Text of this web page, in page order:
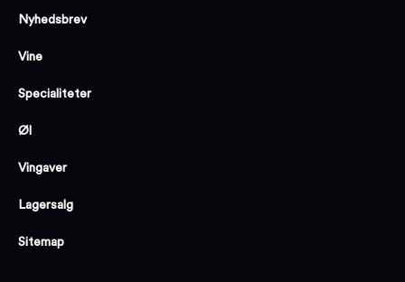
Nyhedsbrev
Vine
Specialiteter
Øl
Vingaver
Lagersalg
Sitemap